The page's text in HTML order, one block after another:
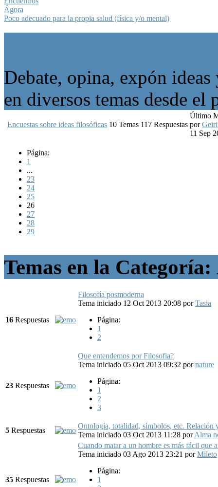
Ágora
Poco adecuado para la propia salud (física y/o mental)
Debate, opina, expón
en diversos temas desde
Encuestas sobre ideas filosóficas 10 Temas 117 Respuestas
Último
por
11 Sep
Página:
1
...
23
24
25
26
27
28
29
Temas en la
16 Respuestas
Filosofía posmoderna
Tema iniciado 12 Oct 2013 20:08 porTasia
Página:
1
2
23 Respuestas
Que entendemos por Filosofia?
Tema iniciado 05 Oct 2013 09:32 pornature
Página:
1
2
3
5 Respuestas
Ontología, totalidad, símbolos, etc. Relación
Tema iniciado 03 Oct 2013 11:28 porAlma
35 Respuestas
Cuando matar a un hombre es más fácil que
Tema iniciado 03 Ago 2013 23:21 porMileto
Página:
1